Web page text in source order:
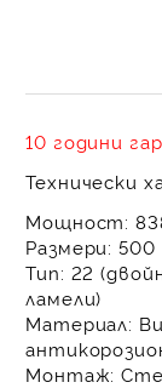
10 години
Технически
Мощност:
Размери: 500
Тип: 22
ламели)
Материал:
Монтаж: